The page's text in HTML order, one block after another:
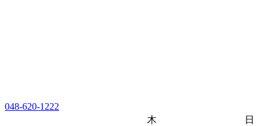
048-620-1222
木
日